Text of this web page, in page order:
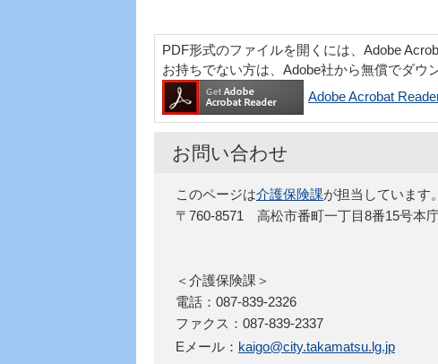
PDF形式のファイルを開くには、Adobe
お持ちでない方は、Adobe社から無償でダウ
Adobe Acrobat
お問い合わせ
このページは介護保険課が担当しています。
〒760-8571 高松市番町一丁目8番15号本
＜介護保険課＞
電話：087-839-2326
ファクス：087-839-2337
Eメール： kaigo@city.takamatsu.lg.jp